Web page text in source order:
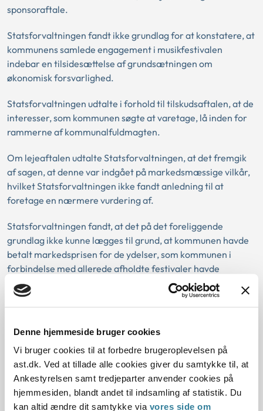
Denne hjemmeside bruger cookies
Vi bruger cookies til at forbedre brugeroplevelsen på
ast.dk. Ved at tillade alle cookies giver du samtykke til, at
Ankestyrelsen samt tredjeparter anvender cookies på
hjemmesiden, blandt andet til indsamling af statistik. Du
kan altid ændre dit samtykke via vores side om
sponsoraftale.
Statsforvaltningen fandt ikke grundlag for at konstatere, at
kommunens samlede engagement i musikfestivalen
indebar en tilsidesættelse af grundsætningen om
økonomisk forsvarlighed.
Statsforvaltningen udtalte i forhold til tilskudsaftalen, at de
interesser, som kommunen søgte at varetage, lå inden for
rammerne af kommunalfuldmagten.
Om lejeaftalen udtalte Statsforvaltningen, at det fremgik
af sagen, at denne var indgået på markedsmæssige vilkår,
hvilket Statsforvaltningen ikke fandt anledning til at
foretage en nærmere vurdering af.
Statsforvaltningen fandt, at det på det foreliggende
grundlag ikke kunne lægges til grund, at kommunen havde
betalt markedsprisen for de ydelser, som kommunen i
forbindelse med allerede afholdte festivaler havde
modtaget i medfør af sponsoraftalen.
Statsforvaltningen bad herefter kommunen om en
markedsprisen for disse ydelser.
Download PDF